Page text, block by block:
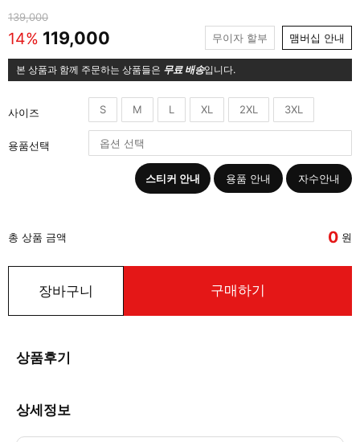
139,000
14% 119,000 무이자 할부 맴버십 안내
본 상품과 함께 주문하는 상품들은 무료 배송입니다.
사이즈 S M L XL 2XL 3XL
용품선택
스티커 안내 용품 안내 자수안내
총 상품 금액 0 원
장바구니 구매하기
상품후기
상세정보